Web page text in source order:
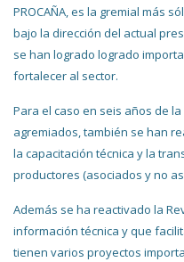
PROCAÑA, es la gremial más
bajo la dirección del actual
se han logrado logrado
fortalecer al sector.
Para el caso en seis años de
agremiados, también se han
la capacitación técnica y la
productores (asociados y no
Además se ha reactivado la
información técnica y que
tienen varios proyectos